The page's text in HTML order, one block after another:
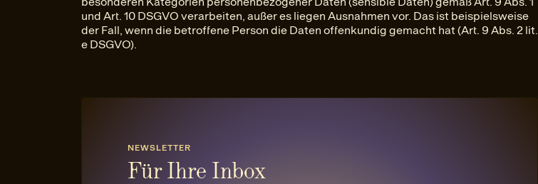
und Art. 10 DSGVO verarbeiten, außer es liegen Ausnahmen vor. Das ist beispielsweise
der Fall, wenn die betroffene Person die Daten offenkundig gemacht hat (Art. 9 Abs. 2 lit.
e DSGVO).
NEWSLETTER
Für Ihre Inbox